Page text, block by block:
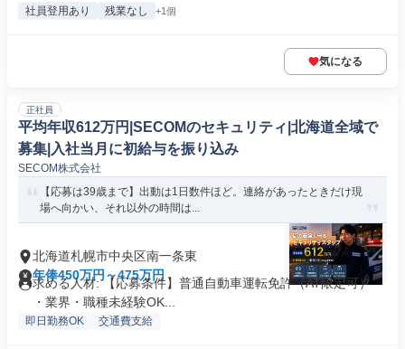
社員登用あり 残業なし +1個
気になる
正社員
平均年収612万円|SECOMのセキュリティ|北海道全域で
募集|入社当月に初給与を振り込み
SECOM株式会社
【応募は39歳まで】出動は1日数件ほど。連絡があったときだけ現
場へ向かい、それ以外の時間は...
北海道札幌市中央区南一条東
年俸450万円～475万円
求める人材: 【応募条件】普通自動車運転免許（AT限定可）
・業界・職種未経験OK...
即日勤務OK 交通費支給